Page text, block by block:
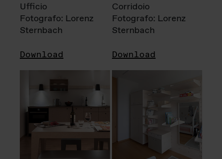
Ufficio
Fotografo: Lorenz
Sternbach
Download
Corridoio
Fotografo: Lorenz
Sternbach
Download